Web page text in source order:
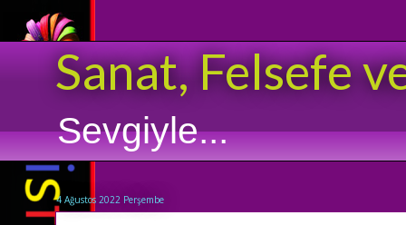
Sanat, Felsefe
Sevgiyle...
4 Ağustos 2022 Perşembe